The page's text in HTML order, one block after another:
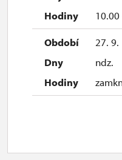
27. 9.
ndz.